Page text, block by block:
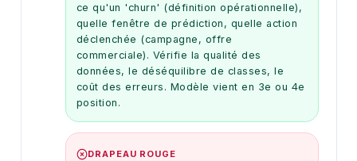
ce qu'un 'churn' (définition opérationnelle),
quelle fenêtre de prédiction, quelle action
déclenchée (campagne, offre
commerciale). Vérifie la qualité des
données, le déséquilibre de classes, le
coût des erreurs. Modèle vient en 3e ou 4e
position.
DRAPEAU ROUGE